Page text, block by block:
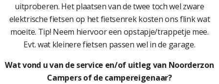
uitproberen. Het plaatsen van de twee toch wel zware
elektrische fietsen op het fietsenrek kosten ons flink wat
moeite. Tip! Neem hiervoor een opstapje/trappetje mee.
Evt. wat kleinere fietsen passen wel in de garage.
Wat vond u van de service en/of uitleg van Noorderzon
Campers of de campereigenaar?